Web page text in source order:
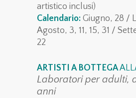
artistico inclusi)
Calendario: Giugno, 28 /
Agosto, 3, 11, 15, 31 /
22
ARTISTI A BOTTEGA
Laboratori per adulti,
anni